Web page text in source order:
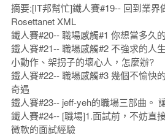
摘要:[IT邦幫忙]鐵人賽#19-- 回到業界
Rosettanet XML
鐵人賽#20-- 職場感觸#1 你想當多久
鐵人賽#21-- 職場感觸#2 不強求的人
小動作、架拐子的壞心人，怎麼辦?
鐵人賽#22-- 職場感觸#3 幾個不愉快
奇遇
鐵人賽#23-- jeff-yeh的職場三部曲。
鐵人賽#24-- [職場]1.面試前，不妨直
微軟的面試經驗